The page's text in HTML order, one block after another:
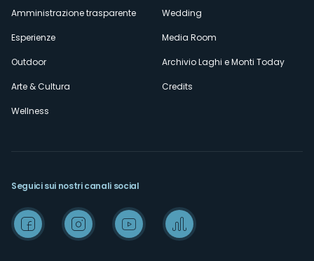
Amministrazione trasparente
Esperienze
Outdoor
Arte & Cultura
Wellness
Wedding
Media Room
Archivio Laghi e Monti Today
Credits
Seguici sui nostri canali social